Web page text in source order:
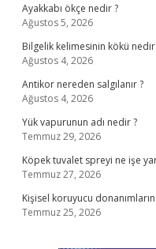
Ayakkabı ökçe nedir ?
Ağustos 5, 2026
Bilgelik kelimesinin kökü nedir
Ağustos 4, 2026
Antikor nereden salgılanır ?
Ağustos 4, 2026
Yük vapurunun adı nedir ?
Temmuz 29, 2026
Köpek tuvalet spreyi ne işe
Temmuz 27, 2026
Kişisel koruyucu
Temmuz 25, 2026